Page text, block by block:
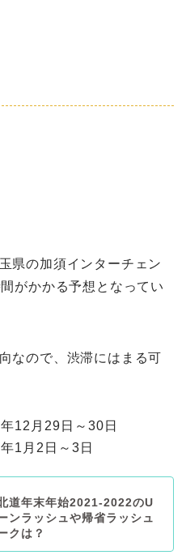
県の加須インターチェン
がかかる予想となってい
なので、渋滞にはまる可
12月29日～30日
1月2日～3日
道年末年始2021-2022のU
ンラッシュや帰省ラッシュ
クは？